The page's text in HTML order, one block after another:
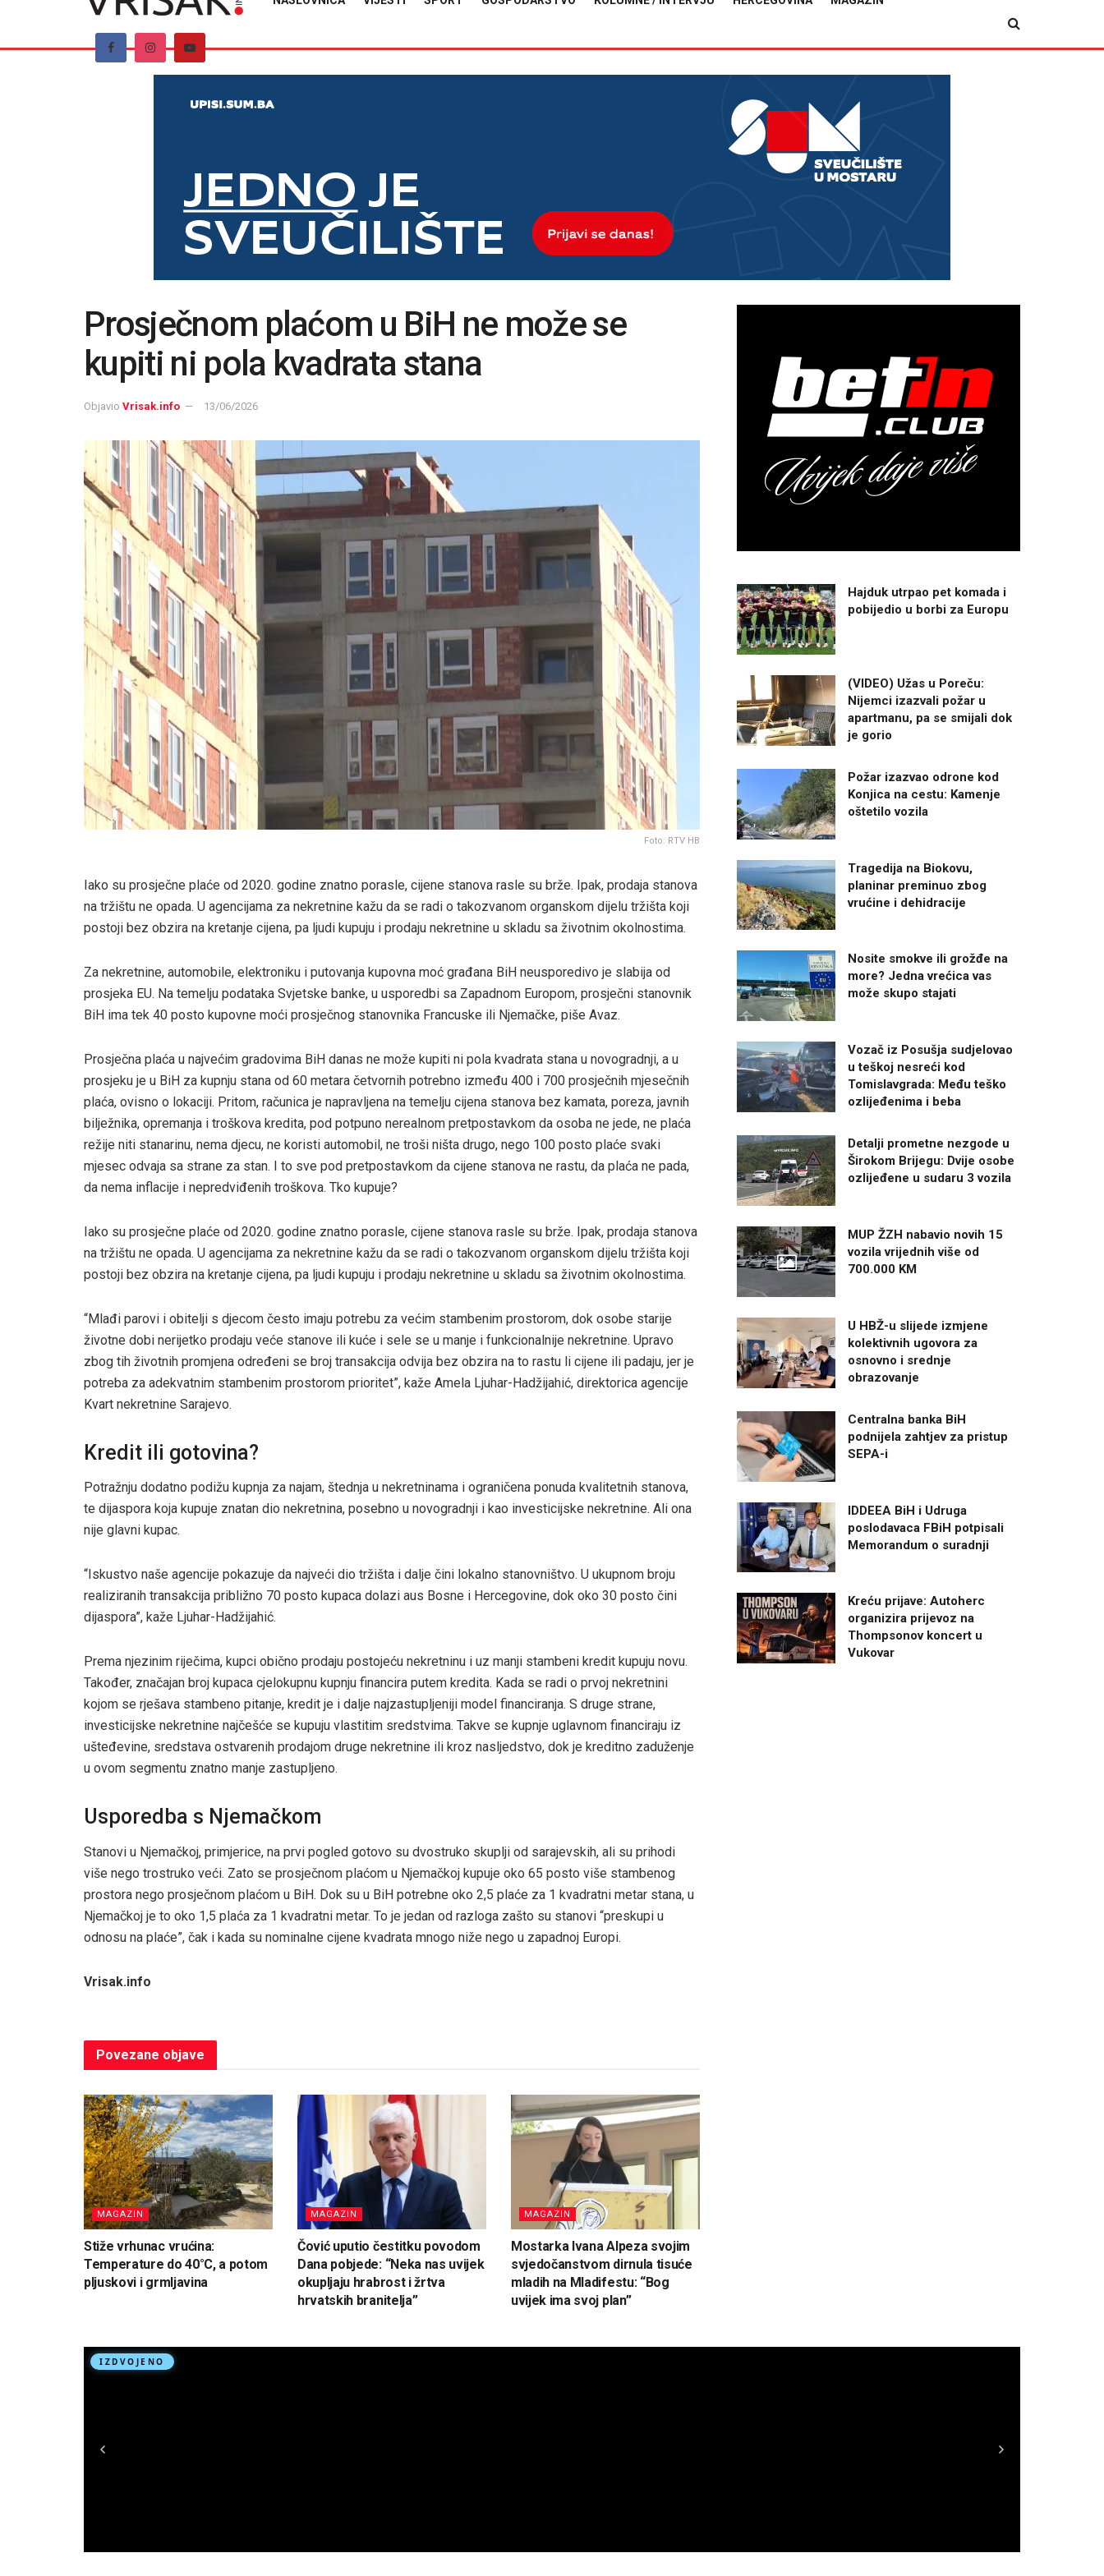
Prosječnom plaćom u BiH ne može se
kupiti ni pola kvadrata stana
Objavio Vrisak.info 13/06/2026
Foto: RTV HB
Iako su prosječne plaće od 2020. godine znatno porasle, cijene stanova rasle su brže. Ipak, prodaja stanova
na tržištu ne opada. U agencijama za nekretnine kažu da se radi o takozvanom organskom dijelu tržišta koji
postoji bez obzira na kretanje cijena, pa ljudi kupuju i prodaju nekretnine u skladu sa životnim okolnostima.
Za nekretnine, automobile, elektroniku i putovanja kupovna moć građana BiH neusporedivo je slabija od
prosjeka EU. Na temelju podataka Svjetske banke, u usporedbi sa Zapadnom Europom, prosječni stanovnik
BiH ima tek 40 posto kupovne moći prosječnog stanovnika Francuske ili Njemačke, piše Avaz.
Prosječna plaća u najvećim gradovima BiH danas ne može kupiti ni pola kvadrata stana u novogradnji, a u
prosjeku je u BiH za kupnju stana od 60 metara četvornih potrebno između 400 i 700 prosječnih mjesečnih
plaća, ovisno o lokaciji. Pritom, računica je napravljena na temelju cijena stanova bez kamata, poreza, javnih
bilježnika, opremanja i troškova kredita, pod potpuno nerealnom pretpostavkom da osoba ne jede, ne plaća
režije niti stanarinu, nema djecu, ne koristi automobil, ne troši ništa drugo, nego 100 posto plaće svaki
mjesec odvaja sa strane za stan. I to sve pod pretpostavkom da cijene stanova ne rastu, da plaća ne pada,
da nema inflacije i nepredviđenih troškova. Tko kupuje?
Iako su prosječne plaće od 2020. godine znatno porasle, cijene stanova rasle su brže. Ipak, prodaja stanova
na tržištu ne opada. U agencijama za nekretnine kažu da se radi o takozvanom organskom dijelu tržišta koji
postoji bez obzira na kretanje cijena, pa ljudi kupuju i prodaju nekretnine u skladu sa životnim okolnostima.
“Mlađi parovi i obitelji s djecom često imaju potrebu za većim stambenim prostorom, dok osobe starije
životne dobi nerijetko prodaju veće stanove ili kuće i sele se u manje i funkcionalnije nekretnine. Upravo
zbog tih životnih promjena određeni se broj transakcija odvija bez obzira na to rastu li cijene ili padaju, jer je
potreba za adekvatnim stambenim prostorom prioritet”, kaže Amela Ljuhar-Hadžijahić, direktorica agencije
Kvart nekretnine Sarajevo.
Kredit ili gotovina?
Potražnju dodatno podižu kupnja za najam, štednja u nekretninama i ograničena ponuda kvalitetnih stanova,
te dijaspora koja kupuje znatan dio nekretnina, posebno u novogradnji i kao investicijske nekretnine. Ali ona
nije glavni kupac.
“Iskustvo naše agencije pokazuje da najveći dio tržišta i dalje čini lokalno stanovništvo. U ukupnom broju
realiziranih transakcija približno 70 posto kupaca dolazi aus Bosne i Hercegovine, dok oko 30 posto čini
dijaspora”, kaže Ljuhar-Hadžijahić.
Prema njezinim riječima, kupci obično prodaju postojeću nekretninu i uz manji stambeni kredit kupuju novu.
Također, značajan broj kupaca cjelokupnu kupnju financira putem kredita. Kada se radi o prvoj nekretnini
kojom se rješava stambeno pitanje, kredit je i dalje najzastupljeniji model financiranja. S druge strane,
investicijske nekretnine najčešće se kupuju vlastitim sredstvima. Takve se kupnje uglavnom financiraju iz
ušteđevine, sredstava ostvarenih prodajom druge nekretnine ili kroz nasljedstvo, dok je kreditno zaduženje
u ovom segmentu znatno manje zastupljeno.
Usporedba s Njemačkom
Stanovi u Njemačkoj, primjerice, na prvi pogled gotovo su dvostruko skuplji od sarajevskih, ali su prihodi
više nego trostruko veći. Zato se prosječnom plaćom u Njemačkoj kupuje oko 65 posto više stambenog
prostora nego prosječnom plaćom u BiH. Dok su u BiH potrebne oko 2,5 plaće za 1 kvadratni metar stana, u
Njemačkoj je to oko 1,5 plaća za 1 kvadratni metar. To je jedan od razloga zašto su stanovi “preskupi u
odnosu na plaće”, čak i kada su nominalne cijene kvadrata mnogo niže nego u zapadnoj Europi.
Vrisak.info
Povezane objave
MAGAZIN
Stiže vrhunac vrućina:
Temperature do 40°C, a potom
pljuskovi i grmljavina
MAGAZIN
Čović uputio čestitku povodom
Dana pobjede: “Neka nas uvijek
okupljaju hrabrost i žrtva
hrvatskih branitelja”
MAGAZIN
Mostarka Ivana Alpeza svojim
svjedočanstvom dirnula tisuće
mladih na Mladifestu: “Bog
uvijek ima svoj plan”
Hajduk utrpao pet komada i
pobijedio u borbi za Europu
(VIDEO) Užas u Poreču:
Nijemci izazvali požar u
apartmanu, pa se smijali dok
je gorio
Požar izazvao odrone kod
Konjica na cestu: Kamenje
oštetilo vozila
Tragedija na Biokovu,
planinar preminuo zbog
vrućine i dehidracije
Nosite smokve ili grožđe na
more? Jedna vrećica vas
može skupo stajati
Vozač iz Posušja sudjelovao
u teškoj nesreći kod
Tomislavgrada: Među teško
ozlijeđenima i beba
Detalji prometne nezgode u
Širokom Brijegu: Dvije osobe
ozlijeđene u sudaru 3 vozila
MUP ŽZH nabavio novih 15
vozila vrijednih više od
700.000 KM
U HBŽ-u slijede izmjene
kolektivnih ugovora za
osnovno i srednje
obrazovanje
Centralna banka BiH
podnijela zahtjev za pristup
SEPA-i
IDDEEA BiH i Udruga
poslodavaca FBiH potpisali
Memorandum o suradnji
Kreću prijave: Autoherc
organizira prijevoz na
Thompsonov koncert u
Vukovar